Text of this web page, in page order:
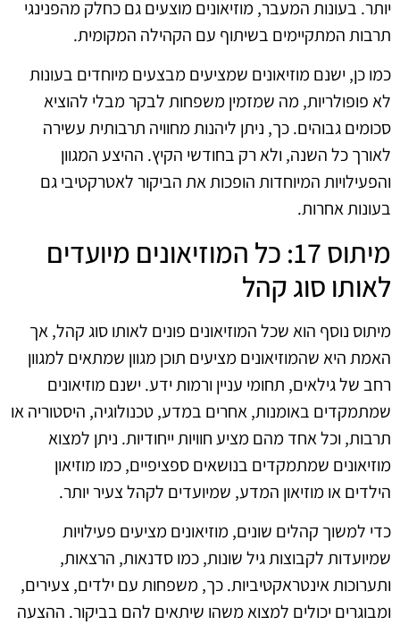
יותר. בעונות המעבר, מוזיאונים מוצעים גם כחלק מהפנינגי
תרבות המתקיימים בשיתוף עם הקהילה המקומית.
כמו כן, ישנם מוזיאונים שמציעים מבצעים מיוחדים בעונות
לא פופולריות, מה שמזמין משפחות לבקר מבלי להוציא
סכומים גבוהים. כך, ניתן ליהנות מחוויה תרבותית עשירה
לאורך כל השנה, ולא רק בחודשי הקיץ. ההיצע המגוון
והפעילויות המיוחדות הופכות את הביקור לאטרקטיבי גם
בעונות אחרות.
מיתוס 17: כל המוזיאונים מיועדים
לאותו סוג קהל
מיתוס נוסף הוא שכל המוזיאונים פונים לאותו סוג קהל, אך
האמת היא שהמוזיאונים מציעים תוכן מגוון שמתאים למגוון
רחב של גילאים, תחומי עניין ורמות ידע. ישנם מוזיאונים
שמתמקדים באומנות, אחרים במדע, טכנולוגיה, היסטוריה או
תרבות, וכל אחד מהם מציע חוויות ייחודיות. ניתן למצוא
מוזיאונים שמתמקדים בנושאים ספציפיים, כמו מוזיאון
הילדים או מוזיאון המדע, שמיועדים לקהל צעיר יותר.
כדי למשוך קהלים שונים, מוזיאונים מציעים פעילויות
שמיועדות לקבוצות גיל שונות, כמו סדנאות, הרצאות,
ותערוכות אינטראקטיביות. כך, משפחות עם ילדים, צעירים,
ומבוגרים יכולים למצוא משהו שיתאים להם בביקור. ההצעה